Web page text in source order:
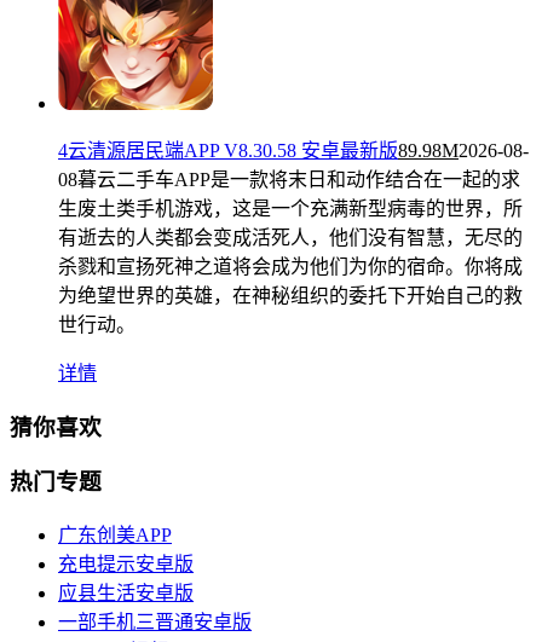
4云清源居民端APP V8.30.58 安卓最新版89.98M2026-08-
08暮云二手车APP是一款将末日和动作结合在一起的求
生废土类手机游戏，这是一个充满新型病毒的世界，所
有逝去的人类都会变成活死人，他们没有智慧，无尽的
杀戮和宣扬死神之道将会成为他们为你的宿命。你将成
为绝望世界的英雄，在神秘组织的委托下开始自己的救
世行动。
详情
猜你喜欢
热门专题
广东创美APP
充电提示安卓版
应县生活安卓版
一部手机三晋通安卓版